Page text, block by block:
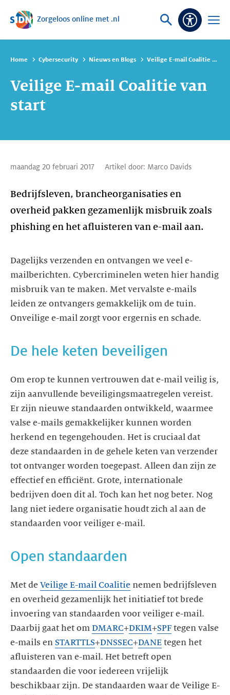
Sla navigatie over
Zorgeloos online met .nl
Vraag
Open
Home Cybersecurity Nieuws en Blogs Veilige E-mail Coalitie van start
Veilige E-mail Coalitie van
start
maandag 20 februari 2017 Artikel door: Marco Davids
Bedrijfsleven, brancheorganisaties en
overheid pakken gezamenlijk misbruik zoals
phishing en het afluisteren van e-mail aan.
Dagelijks verzenden en ontvangen we veel e-
mailberichten. Cybercriminelen weten hier handig
misbruik van te maken. Met vervalste e-mails
leiden ze ontvangers gemakkelijk om de tuin.
Onveilige e-mail zorgt voor ergernis en schade.
De hele keten beveiligen
Om erop te kunnen vertrouwen dat e-mail veilig is,
zijn aanvullende beveiligingsmaatregelen vereist.
Er zijn nieuwe standaarden ontwikkeld, waarmee
valse e-mails gemakkelijker kunnen worden
herkend en tegengehouden. Het is cruciaal dat
deze standaarden in de gehele keten van verzender
tot ontvanger worden toegepast. Alleen dan zijn ze
effectief en efficiënt. Grote, internationale
bedrijven doen dit al. Toch kan het nog beter. Nog
lang niet iedere organisatie houdt zich al aan de
standaarden voor veiliger e-mail.
Open standaarden
Met de Veilige E-mail Coalitie nemen bedrijfsleven
en overheid gezamenlijk het initiatief tot brede
invoering van standaarden voor veiliger e-mail.
Daarbij gaat het om DMARC+DKIM+SPF tegen valse
e-mails en STARTTLS+DNSSEC+DANE tegen het
afluisteren van e-mail. Het betreft open
standaarden die voor iedereen vrijelijk
beschikbaar zijn. De standaarden waar de Veilige E-